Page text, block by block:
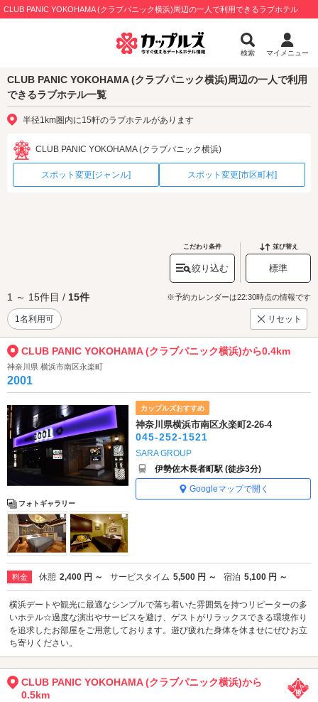
CLUB PANIC YOKOHAMA (クラブパニック横浜)周辺の一人で利用できるラブホテル
検索 マイメニュー
CLUB PANIC YOKOHAMA (クラブパニック横浜)周辺の一人で利用
できるラブホテル一覧
半径1km圏内に15軒のラブホテルがあります
CLUB PANIC YOKOHAMA (クラブパニック横浜)
スポット変更[ジャンル] スポット変更[市区町村]
こだわり条件
絞り込む
並び替え
標準
1 ～ 15件目 / 15件 ※予約カレンダーは22:30時点の情報です
1名利用可 リセット
CLUB PANIC YOKOHAMA (クラブパニック横浜)から0.4km
神奈川県 横浜市南区永楽町
2001
フォトギャラリー
カップルズおすすめ
神奈川県横浜市南区永楽町2-26-4
045-252-1521
SARA GROUP
伊勢佐木長者町駅 (徒歩3分)
Googleマップで開く
料金 休憩 2,400 円 ～ サービスタイム 5,500 円 ～ 宿泊 5,100 円 ～
横浜デートや観光に最適なシンプルで落ち着いた雰囲気を持つリピーターの多
いホテル☆過度な演出やサービスを避け、ゲストがリラックスできる環境作り
を追求したお部屋をご用意しております。遊び疲れた身体を休ませにぜひお立
ち寄りください。
CLUB PANIC YOKOHAMA (クラブパニック横浜)から
0.5km